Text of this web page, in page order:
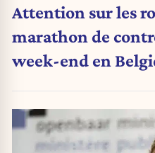
Attention sur les
marathon de
week-end en